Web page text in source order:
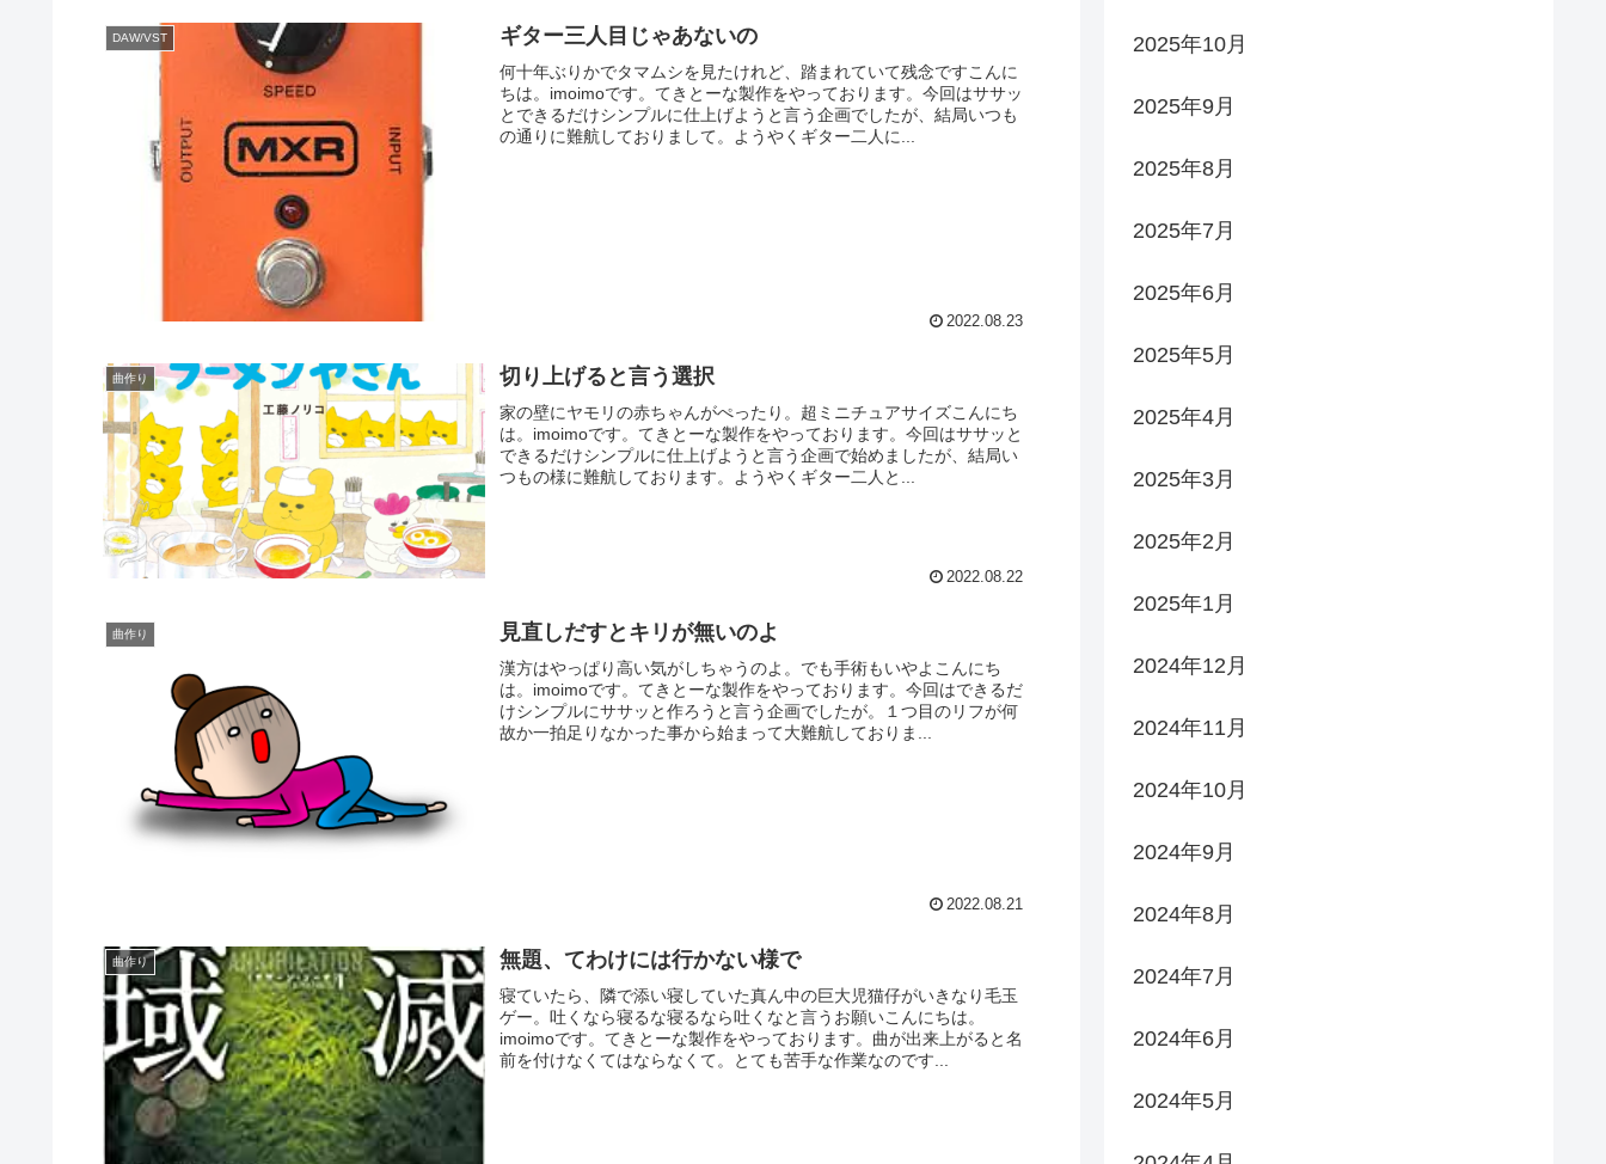
DAW/VST ギター三人目じゃあないの
何十年ぶりかでタマムシを見たけれど、踏まれていて残念ですこんに
ちは。imoimoです。てきとーな製作をやっております。今回はササッ
とできるだけシンプルに仕上げようと言う企画でしたが、結局いつも
の通りに難航しておりまして。ようやくギター二人に...
2022.08.23
曲作り 切り上げると言う選択
家の壁にヤモリの赤ちゃんがぺったり。超ミニチュアサイズこんにち
は。imoimoです。てきとーな製作をやっております。今回はササッと
できるだけシンプルに仕上げようと言う企画で始めましたが、結局い
つもの様に難航しております。ようやくギター二人と...
2022.08.22
曲作り 見直しだすとキリが無いのよ
漢方はやっぱり高い気がしちゃうのよ。でも手術もいやよこんにち
は。imoimoです。てきとーな製作をやっております。今回はできるだ
けシンプルにササッと作ろうと言う企画でしたが。１つ目のリフが何
故か一拍足りなかった事から始まって大難航しておりま...
2022.08.21
曲作り 無題、てわけには行かない様で
寝ていたら、隣で添い寝していた真ん中の巨大児猫仔がいきなり毛玉
ゲー。吐くなら寝るな寝るなら吐くなと言うお願いこんにちは。
imoimoです。てきとーな製作をやっております。曲が出来上がると名
前を付けなくてはならなくて。とても苦手な作業なのです...
2025年10月
2025年9月
2025年8月
2025年7月
2025年6月
2025年5月
2025年4月
2025年3月
2025年2月
2025年1月
2024年12月
2024年11月
2024年10月
2024年9月
2024年8月
2024年7月
2024年6月
2024年5月